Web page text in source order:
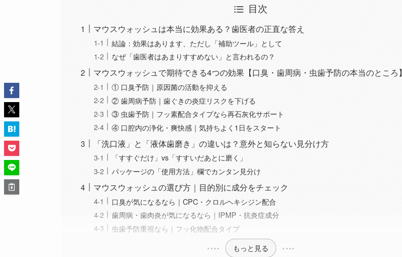
目次
マウスウォッシュは本当に効果ある？歯医者の正直な答え
結論：効果はあります、ただし「補助ツール」として
なぜ「歯医者はあまりすすめない」と言われるの？
マウスウォッシュで期待できる4つの効果【口臭・歯周病・虫歯予防の本当のところ】
① 口臭予防｜原因菌の活動を抑える
② 歯周病予防｜歯ぐきの炎症リスクを下げる
③ 虫歯予防｜フッ素配合タイプなら再石灰化サポート
④ 口腔内の浄化・爽快感｜気持ちよく1日をスタート
「洗口液」と「液体歯磨き」の違いは？意外と知らない見分け方
「すすぐだけ」vs「すすいだあとに磨く」
パッケージの「使用方法」欄でカンタン見分け
マウスウォッシュの選び方｜目的別に成分をチェック
口臭が気になるなら｜CPC・クロルヘキシジン配合
歯周病・歯肉炎が気になるなら｜IPMP・抗炎症成分
虫歯予防重視なら｜フッ化物配合タイプ
もっと見る